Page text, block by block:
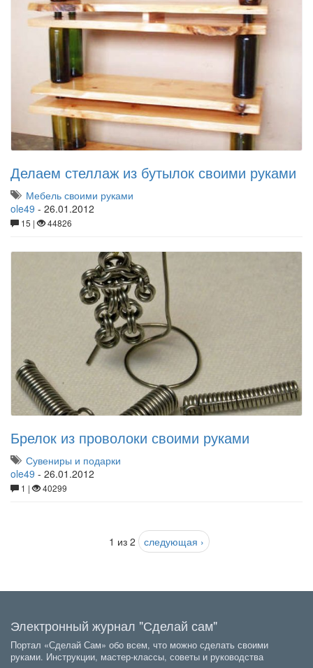
Делаем стеллаж из бутылок своими руками
Мебель своими руками
ole49 - 26.01.2012
15 | 44826
Брелок из проволоки своими руками
Сувениры и подарки
ole49 - 26.01.2012
1 | 40299
1 из 2 следующая ›
Электронный журнал "Сделай сам"
Портал «Сделай Сам» обо всем, что можно сделать своими
руками. Инструкции, мастер-классы, советы и руководства